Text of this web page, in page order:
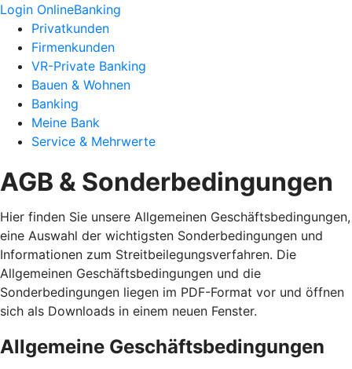
Login OnlineBanking
Privatkunden
Firmenkunden
VR-Private Banking
Bauen & Wohnen
Banking
Meine Bank
Service & Mehrwerte
AGB & Sonderbedingungen
Hier finden Sie unsere Allgemeinen Geschäftsbedingungen,
eine Auswahl der wichtigsten Sonderbedingungen und
Informationen zum Streitbeilegungsverfahren. Die
Allgemeinen Geschäftsbedingungen und die
Sonderbedingungen liegen im PDF-Format vor und öffnen
sich als Downloads in einem neuen Fenster.
Allgemeine Geschäftsbedingungen